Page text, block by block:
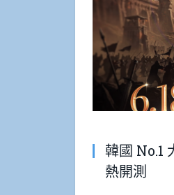
韓國 No.1
熱開測